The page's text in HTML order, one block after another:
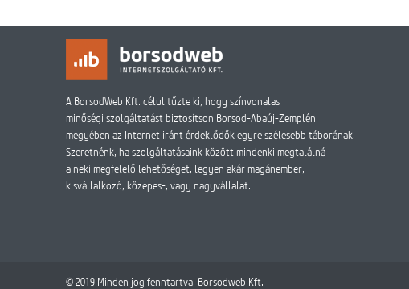
A BorsodWeb Kft. célul tűzte ki, hogy színvonalas
minőségi szolgáltatást biztosítson Borsod-Abaúj-Zemplén
megyében az Internet iránt érdeklődők egyre szélesebb táborának.
Szeretnénk, ha szolgáltatásaink között mindenki megtalálná
a neki megfelelő lehetőséget, legyen akár magánember,
kisvállalkozó, közepes-, vagy nagyvállalat.
© 2019 Minden jog fenntartva. Borsodweb Kft.